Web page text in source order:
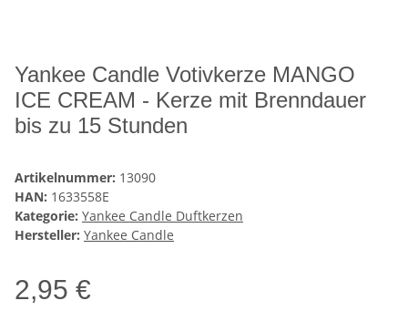
Yankee Candle Votivkerze MANGO
ICE CREAM - Kerze mit Brenndauer
bis zu 15 Stunden
Artikelnummer: 13090
HAN: 1633558E
Kategorie: Yankee Candle Duftkerzen
Hersteller: Yankee Candle
2,95 €